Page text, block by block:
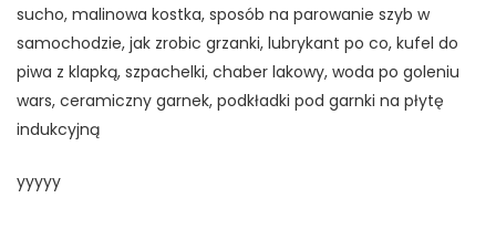
sucho, malinowa kostka, sposób na parowanie szyb w
samochodzie, jak zrobic grzanki, lubrykant po co, kufel do
piwa z klapką, szpachelki, chaber lakowy, woda po goleniu
wars, ceramiczny garnek, podkładki pod garnki na płytę
indukcyjną
yyyyy